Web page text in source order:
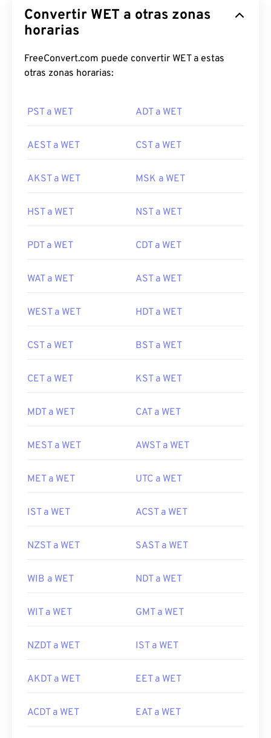
Convertir WET a otras zonas
horarias
FreeConvert.com puede convertir WET a estas
otras zonas horarias:
PST a WET ADT a WET
AEST a WET CST a WET
AKST a WET MSK a WET
HST a WET NST a WET
PDT a WET CDT a WET
WAT a WET AST a WET
WEST a WET HDT a WET
CST a WET BST a WET
CET a WET KST a WET
MDT a WET CAT a WET
MEST a WET AWST a WET
MET a WET UTC a WET
IST a WET ACST a WET
NZST a WET SAST a WET
WIB a WET NDT a WET
WIT a WET GMT a WET
NZDT a WET IST a WET
AKDT a WET EET a WET
ACDT a WET EAT a WET